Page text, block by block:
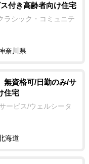
付き高齢者向け住宅
ラシック・コミュニテ
奈川県
無資格可/日勤のみ/サ
住宅
ービス/ウェルシータ
海道